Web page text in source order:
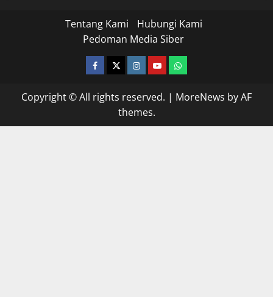
Tentang Kami
Hubungi Kami
Pedoman Media Siber
facebooktwitterinstagram.com
youtubewhatsapp
Copyright © All rights reserved. | MoreNews by AF
themes.